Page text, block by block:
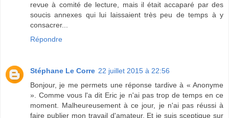
revue à comité de lecture, mais il était accaparé par des
soucis annexes qui lui laissaient très peu de temps à y
consacrer...
Répondre
Stéphane Le Corre 22 juillet 2015 à 22:56
Bonjour, je me permets une réponse tardive à « Anonyme
». Comme vous l'a dit Eric je n'ai pas trop de temps en ce
moment. Malheureusement à ce jour, je n'ai pas réussi à
faire publier mon travail d'amateur. Et je suis sceptique sur